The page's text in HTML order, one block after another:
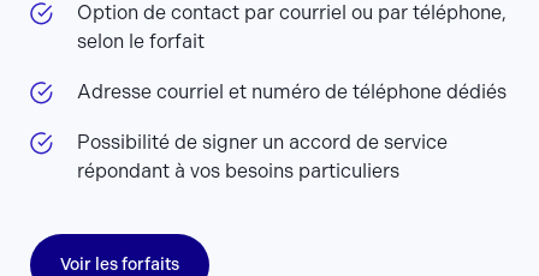
Option de contact par courriel ou par téléphone,
selon le forfait
Adresse courriel et numéro de téléphone dédiés
Possibilité de signer un accord de service
répondant à vos besoins particuliers
Voir les forfaits